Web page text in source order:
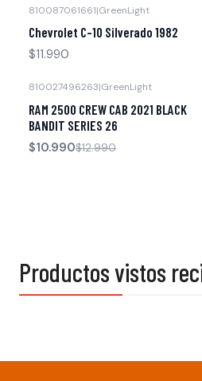
810087061661|GreenLight
Chevrolet C-10 Silverado 1982
$11.990
Agotado
810027496263|GreenLight
RAM 2500 CREW CAB 2021 BLACK
BANDIT SERIES 26
$10.990$12.990
Productos vistos